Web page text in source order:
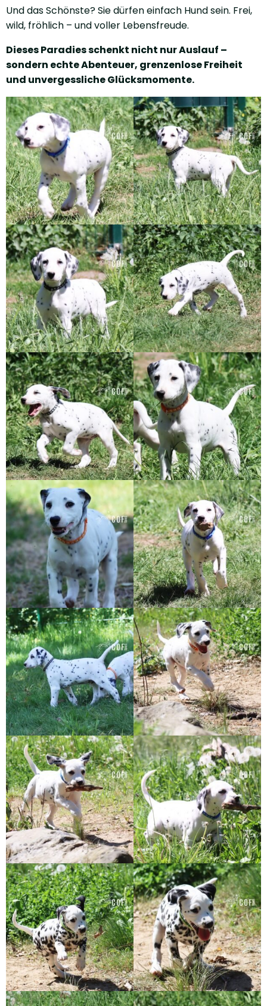
Und das Schönste? Sie dürfen einfach Hund sein. Frei,
wild, fröhlich – und voller Lebensfreude.
Dieses Paradies schenkt nicht nur Auslauf –
sondern echte Abenteuer, grenzenlose Freiheit
und unvergessliche Glücksmomente.